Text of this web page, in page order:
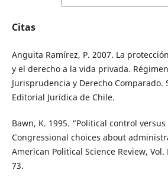
Citas
Anguita Ramírez, P. 2007. La
y el derecho a la vida privada.
Jurisprudencia y Derecho Comparado.
Editorial Jurídica de Chile.
Bawn, K. 1995. “Political control
Congressional choices about
American Political Science Review, Vol.
73.